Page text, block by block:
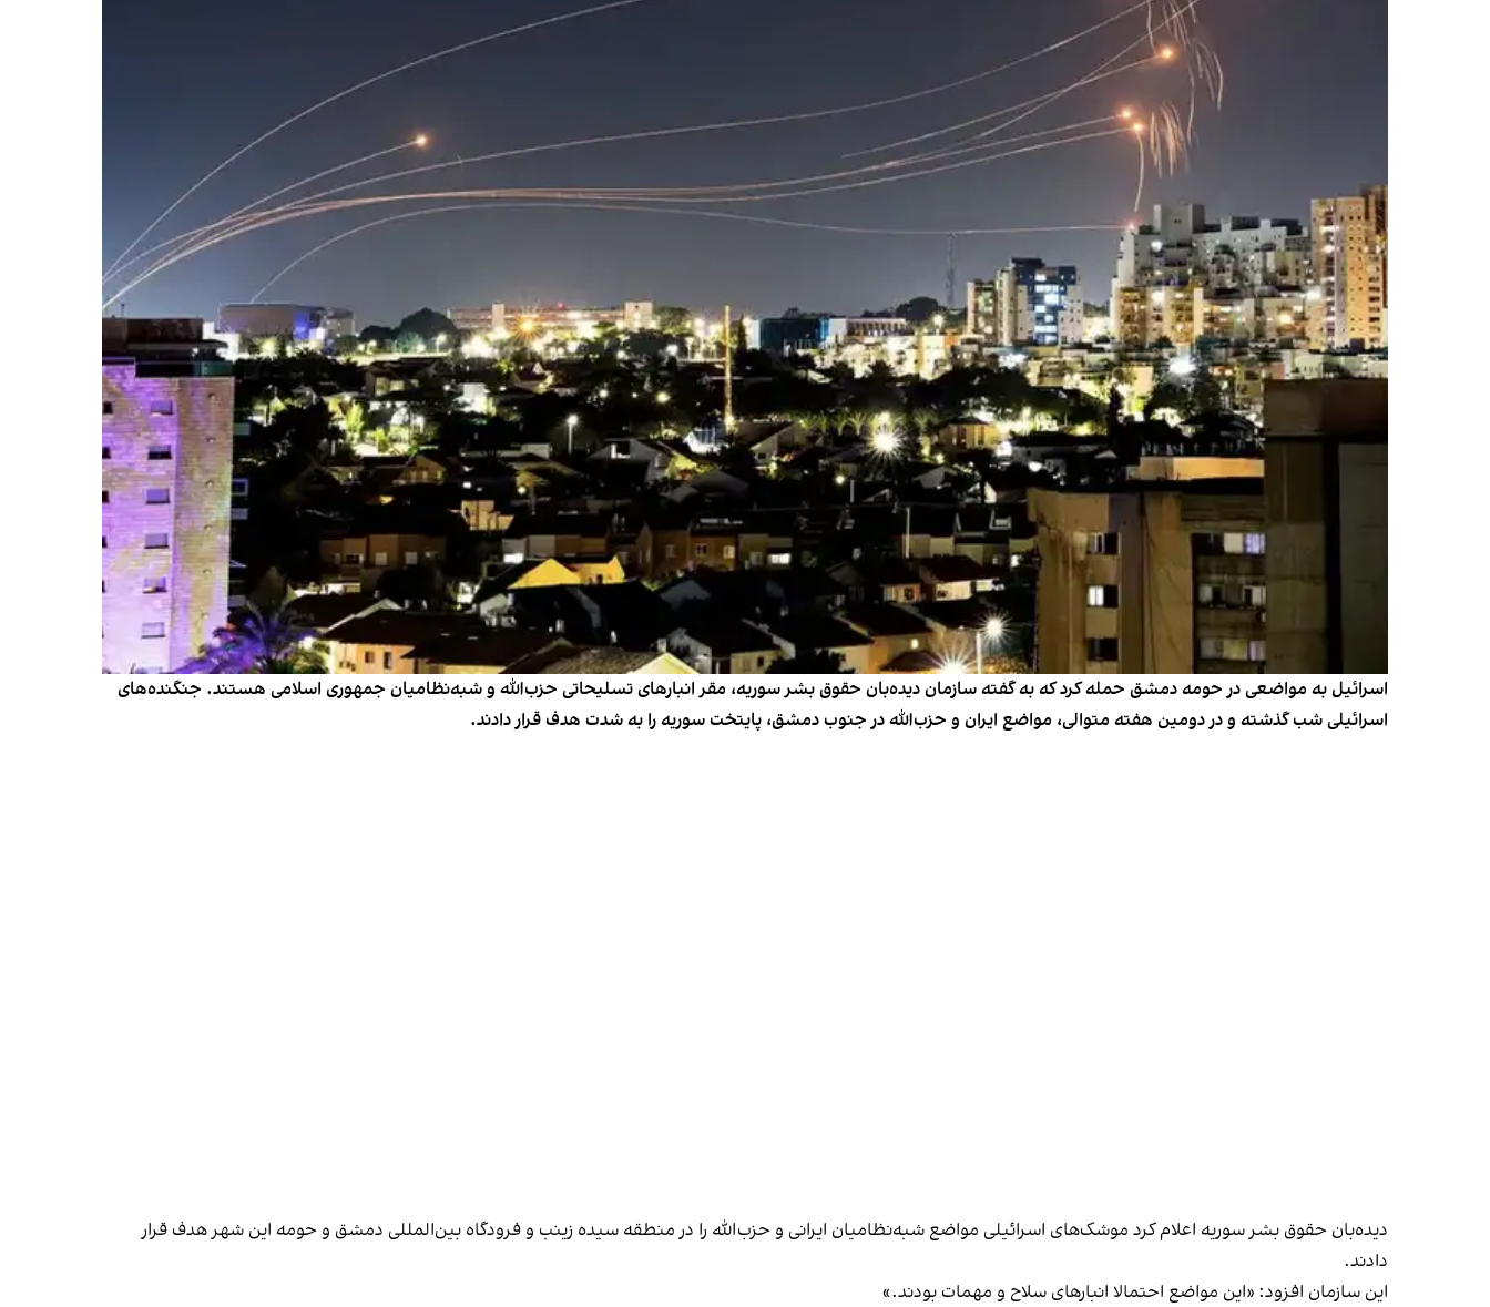
اسرائیل به مواضعی در حومه دمشق حمله کرد که به گفته سازمان دیده‌بان حقوق بشر سوریه، مقر انبارهای تسلیحاتی حزب‌الله و شبه‌نظامیان جمهوری اسلامی هستند. جنگنده‌های
اسرائیلی شب گذشته و در دومین هفته متوالی، مواضع ایران و حزب‌الله در جنوب دمشق، پایتخت سوریه را به شدت هدف قرار دادند.
دیده‌بان حقوق بشر سوریه اعلام کرد موشک‌های اسرائیلی مواضع شبه‌نظامیان ایرانی و حزب‌الله را در منطقه سیده زینب و فرودگاه بین‌المللی دمشق و حومه این شهر هدف قرار
دادند.
این سازمان افزود: «این مواضع احتمالا انبارهای سلاح و مهمات بودند.»